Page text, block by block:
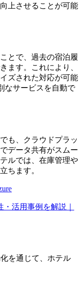
上させることが可能
とで、過去の宿泊履
ます。これにより、
ズされた対応が可能
なサービスを自動で
も、クラウドプラッ
データ共有がスムー
ルでは、在庫管理や
ちます。
活用事例を解説｜
を通じて、ホテル